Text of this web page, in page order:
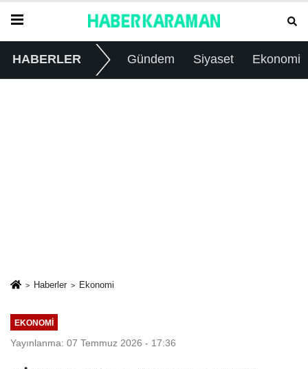
HABERLER Gündem Siyaset Ekonomi
Haberler Ekonomi
EKONOMI
Yayınlanma: 07 Temmuz 2026 - 17:36